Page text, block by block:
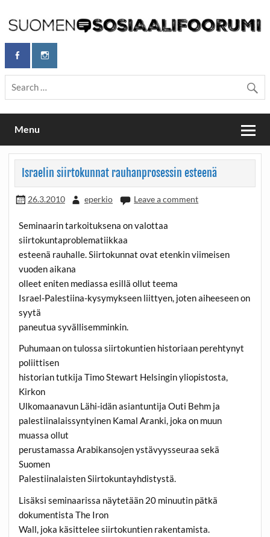
content
Maailmanparannuspäivät / Suomen
Sosiaalifoorumi
Maailmanparannuspäivät Lapinlahden Lähteellä, Helsingissä
26.–27.9.2026
Menu
Israelin siirtokunnat rauhanprosessin esteenä
26.3.2010 eperkio Leave a comment
Seminaarin tarkoituksena on valottaa
siirtokuntaproblematiikkaa
esteenä rauhalle. Siirtokunnat ovat etenkin viimeisen
vuoden aikana
olleet eniten mediassa esillä ollut teema
Israel-Palestiina-kysymykseen liittyen, joten aiheeseen on
syytä
paneutua syvällisemminkin.
Puhumaan on tulossa siirtokuntien historiaan perehtynyt
poliittisen
historian tutkija Timo Stewart Helsingin yliopistosta,
Kirkon
Ulkomaanavun Lähi-idän asiantuntija Outi Behm ja
palestiinalaissyntyinen Kamal Aranki, joka on muun
muassa ollut
perustamassa Arabikansojen ystävyysseuraa sekä
Suomen
Palestiinalaisten Siirtokuntayhdistystä.
Lisäksi seminaarissa näytetään 20 minuutin pätkä
dokumentista The Iron
Wall, joka käsittelee siirtokuntien rakentamista.